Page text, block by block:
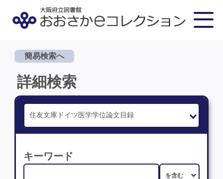
簡易検索へ
詳細検索
キーワード